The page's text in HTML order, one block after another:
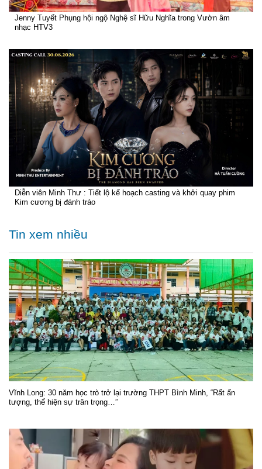
Jenny Tuyết Phụng hội ngộ Nghệ sĩ Hữu Nghĩa trong Vườn âm
nhạc HTV3
Diễn viên Minh Thư : Tiết lộ kế hoạch casting và khởi quay phim
Kim cương bị đánh tráo
Tin xem nhiều
Vĩnh Long: 30 năm học trò trở lại trường THPT Bình Minh, “Rất ấn
tượng, thể hiện sự trân trọng…”